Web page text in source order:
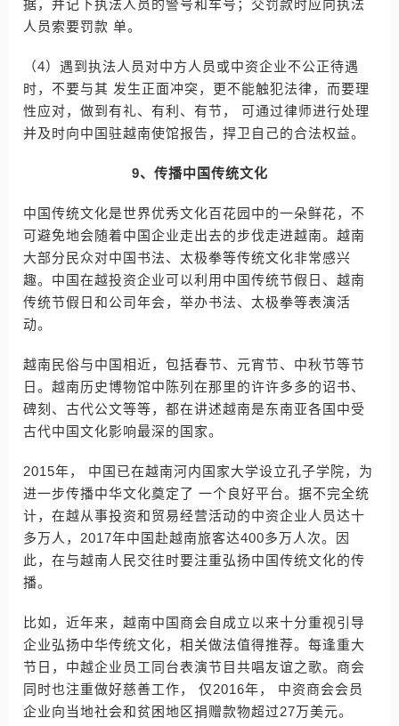
据，并记下执法人员的警号和车号；交罚款时应向执法
人员索要罚款 单。
（4）遇到执法人员对中方人员或中资企业不公正待遇
时，不要与其 发生正面冲突，更不能触犯法律，而要理
性应对，做到有礼、有利、有节， 可通过律师进行处理
并及时向中国驻越南使馆报告，捍卫自己的合法权益。
9、传播中国传统文化
中国传统文化是世界优秀文化百花园中的一朵鲜花，不
可避免地会随着中国企业走出去的步伐走进越南。越南
大部分民众对中国书法、太极拳等传统文化非常感兴
趣。中国在越投资企业可以利用中国传统节假日、越南
传统节假日和公司年会，举办书法、太极拳等表演活
动。
越南民俗与中国相近，包括春节、元宵节、中秋节等节
日。越南历史博物馆中陈列在那里的许许多多的诏书、
碑刻、古代公文等等，都在讲述越南是东南亚各国中受
古代中国文化影响最深的国家。
2015年， 中国已在越南河内国家大学设立孔子学院，为
进一步传播中华文化奠定了 一个良好平台。据不完全统
计，在越从事投资和贸易经营活动的中资企业人员达十
多万人，2017年中国赴越南旅客达400多万人次。因
此，在与越南人民交往时要注重弘扬中国传统文化的传
播。
比如，近年来，越南中国商会自成立以来十分重视引导
企业弘扬中华传统文化，相关做法值得推荐。每逢重大
节日，中越企业员工同台表演节目共唱友谊之歌。商会
同时也注重做好慈善工作， 仅2016年， 中资商会会员
企业向当地社会和贫困地区捐赠款物超过27万美元。